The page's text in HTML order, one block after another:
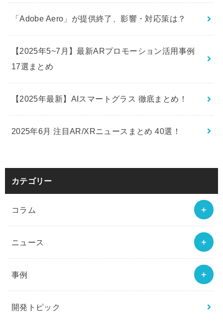
「Adobe Aero」が提供終了、影響・対応策は？
【2025年5~7月】最新ARプロモーション活用事例
17選まとめ
【2025年最新】AIスマートグラス 徹底まとめ！
2025年6月 注目AR/XRニュースまとめ 40選！
カテゴリー
コラム
ニュース
事例
開発トピック